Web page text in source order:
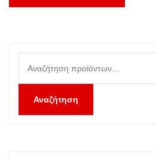
για:
Αναζήτηση